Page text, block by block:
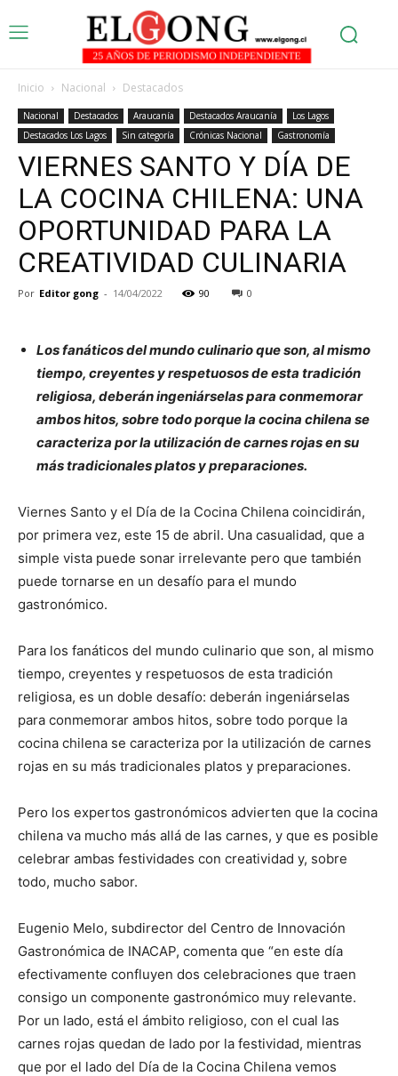
Inicio Nacional Destacados
Nacional Destacados Araucanía Destacados Araucanía
Los Lagos
Destacados Los Lagos
Sin categoría Crónicas Nacional Gastronomía
VIERNES SANTO Y DÍA DE
LA COCINA CHILENA: UNA
OPORTUNIDAD PARA LA
CREATIVIDAD CULINARIA
Por Editor gong - 14/04/2022 90 0
Los fanáticos del mundo culinario que son, al mismo
tiempo, creyentes y respetuosos de esta tradición
religiosa, deberán ingeniárselas para conmemorar
ambos hitos, sobre todo porque la cocina chilena se
caracteriza por la utilización de carnes rojas en su
más tradicionales platos y preparaciones.
Viernes Santo y el Día de la Cocina Chilena coincidirán,
por primera vez, este 15 de abril. Una casualidad, que a
simple vista puede sonar irrelevante pero que también
puede tornarse en un desafío para el mundo
gastronómico.
Para los fanáticos del mundo culinario que son, al mismo
tiempo, creyentes y respetuosos de esta tradición
religiosa, es un doble desafío: deberán ingeniárselas
para conmemorar ambos hitos, sobre todo porque la
cocina chilena se caracteriza por la utilización de carnes
rojas en su más tradicionales platos y preparaciones.
Pero los expertos gastronómicos advierten que la cocina
chilena va mucho más allá de las carnes, y que es posible
celebrar ambas festividades con creatividad y, sobre
todo, mucho sabor.
Eugenio Melo, subdirector del Centro de Innovación
Gastronómica de INACAP, comenta que “en este día
efectivamente confluyen dos celebraciones que traen
consigo un componente gastronómico muy relevante.
Por un lado, está el ámbito religioso, con el cual las
carnes rojas quedan de lado por la festividad, mientras
que por el lado del Día de la Cocina Chilena vemos